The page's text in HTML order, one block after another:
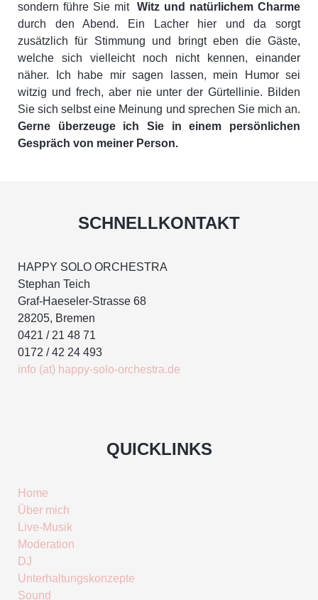
sondern führe Sie mitWitz und natürlichem Charme
durch den Abend. Ein Lacher hier und da sorgt
zusätzlich für Stimmung und bringt eben die Gäste,
welche sich vielleicht noch nicht kennen, einander
näher. Ich habe mir sagen lassen, mein Humor sei
witzig und frech, aber nie unter der Gürtellinie. Bilden
Sie sich selbst eine Meinung und sprechen Sie mich an.
Gerne überzeuge ich Sie in einem persönlichen
Gespräch von meiner Person.
SCHNELLKONTAKT
HAPPY SOLO ORCHESTRA
Stephan Teich
Graf-Haeseler-Strasse 68
28205, Bremen
0421 / 21 48 71
0172 / 42 24 493
info (at) happy-solo-orchestra.de
QUICKLINKS
Home
Über mich
Live-Musik
Moderation
DJ
Unterhaltungskonzepte
Sound